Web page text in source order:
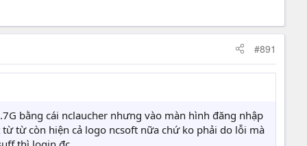
#891
bằng cái nclaucher nhưng vào màn hình đăng nhập
từ còn hiện cả logo ncsoft nữa chứ ko phải do lỗi mà